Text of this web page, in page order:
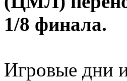
1/8 финала.
Игровые дни